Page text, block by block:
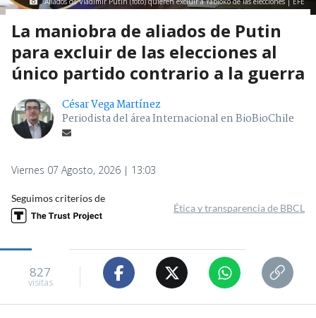
La maniobra de aliados de Putin
para excluir de las elecciones al
único partido contrario a la guerra
César Vega Martínez
Periodista del área Internacional en BioBioChile
Viernes 07 Agosto, 2026 | 13:03
Seguimos criterios de
Ética y transparencia de BBCL
827
visitas